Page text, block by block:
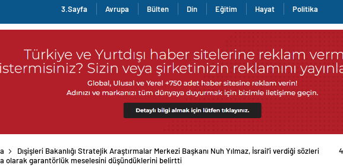
3.Sayfa Avrupa Bülten Din Eğitim Hayat Politika
Dışişleri Bakanlığı Stratejik Araştırmalar Merkezi Başkanı Nuh Yılmaz, İsrail’i verdiği sözleri
belirtti